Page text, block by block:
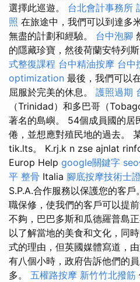
選擇此巡遊。 台北會計事務所
照 在旅途中，我們可以到達多
無盡的計劃和經驗。 台中泡腳
的隱藏珍寶，然後荷蘭安特列
式整復課程 台中精油按摩 台中
optimization 最後，我們可以
屈服於完美的休息。 護照過期
（Trinidad）和多巴哥（
著名的島嶼。 54個成員國的居
倦，並想應對殖民地的過去。
tik.lts。 K.rj.k n zse ajnlat
Europ Help google關鍵字
平 整骨 Italia 腳底按摩技術士
S.P.A.合作服務以保護您的客戶
職保修，使我們的客戶可以提前
不夠，巴巴多斯和瓜德羅普島
以了解當地的美食和文化，同
式的理由，但英國媒體寫道，
有八個小時，政府告訴他們的
多。 五權路按摩 新竹竹北撥筋